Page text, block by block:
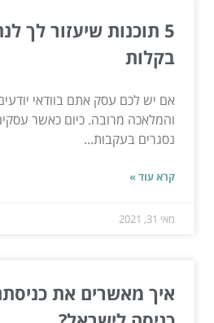
5 תוכנות שיעזור לך
בקלות
אם יש לכם עסק אתם בוודאי
והמלאכה מרובה. כיום כאשר
נסגרים בעקבות...
קרא עוד »
מאי 31, 2021
איך מאשרים את